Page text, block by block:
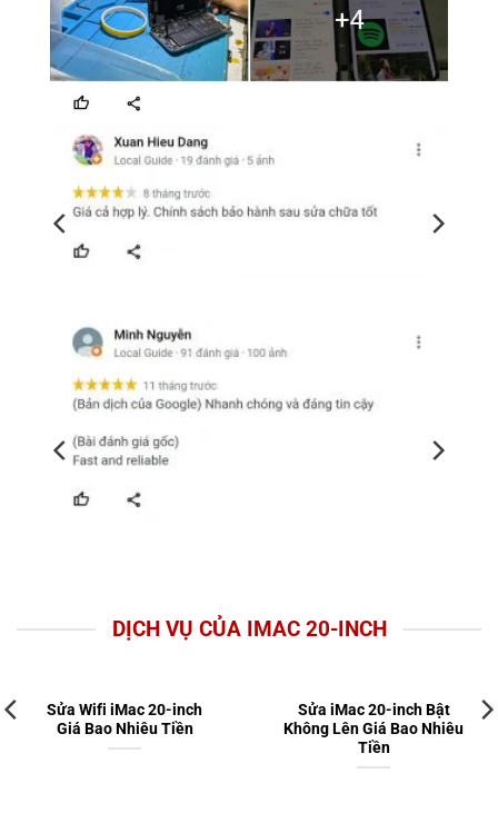
DỊCH VỤ CỦA IMAC 20-INCH
Sửa Wifi iMac 20-inch
Giá Bao Nhiêu Tiền
Sửa iMac 20-inch Bật
Không Lên Giá Bao Nhiêu
Tiền